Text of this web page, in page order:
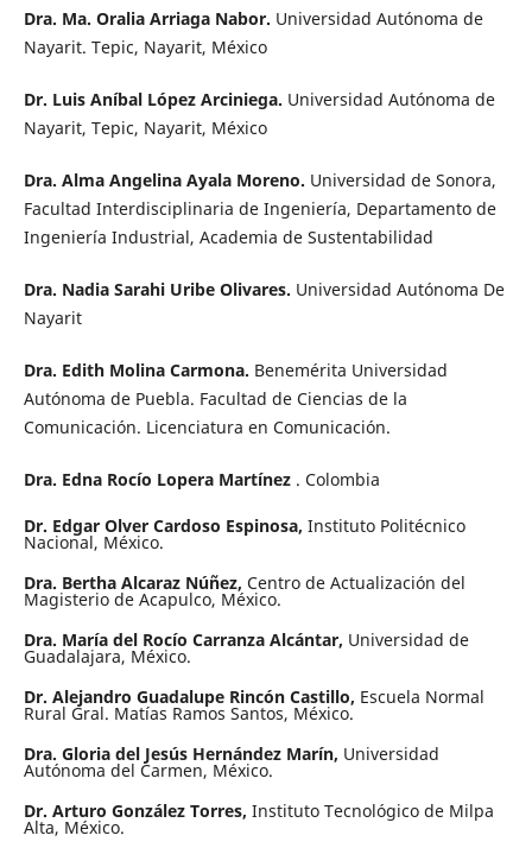
Dra. Ma. Oralia Arriaga Nabor. Universidad Autónoma de
Nayarit. Tepic, Nayarit, México
Dr. Luis Aníbal López Arciniega. Universidad Autónoma de
Nayarit, Tepic, Nayarit, México
Dra. Alma Angelina Ayala Moreno. Universidad de Sonora,
Facultad Interdisciplinaria de Ingeniería, Departamento de
Ingeniería Industrial, Academia de Sustentabilidad
Dra. Nadia Sarahi Uribe Olivares. Universidad Autónoma De
Nayarit
Dra. Edith Molina Carmona. Benemérita Universidad
Autónoma de Puebla. Facultad de Ciencias de la
Comunicación. Licenciatura en Comunicación.
Dra. Edna Rocío Lopera Martínez. Colombia
Dr. Edgar Olver Cardoso Espinosa, Instituto Politécnico
Nacional, México.
Dra. Bertha Alcaraz Núñez, Centro de Actualización del
Magisterio de Acapulco, México.
Dra. María del Rocío Carranza Alcántar, Universidad de
Guadalajara, México.
Dr. Alejandro Guadalupe Rincón Castillo, Escuela Normal
Rural Gral. Matías Ramos Santos, México.
Dra. Gloria del Jesús Hernández Marín, Universidad
Autónoma del Carmen, México.
Dr. Arturo González Torres, Instituto Tecnológico de Milpa
Alta, México.